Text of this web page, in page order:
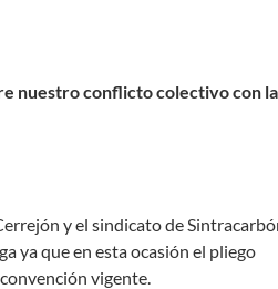
nuestro conflicto colectivo con la
y el sindicato de
ya que en esta ocasión el pliego
vigente.